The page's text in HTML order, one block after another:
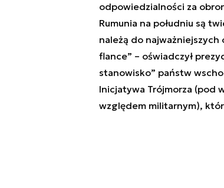
odpowiedzialności za
Rumunia na południu są
należą do
flance” – oświadczył
stanowisko” państw
Inicjatywa Trójmorza (pod
względem militarnym),